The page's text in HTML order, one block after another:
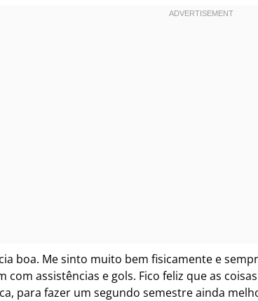
boa. Me sinto muito bem fisicamente e
com assistências e gols. Fico feliz que as
para fazer um segundo semestre ainda